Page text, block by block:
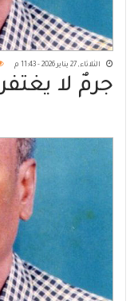
الثلاثاء, 27 يناير 2026 - 11:43 م
جرمٌ لا يغتفر